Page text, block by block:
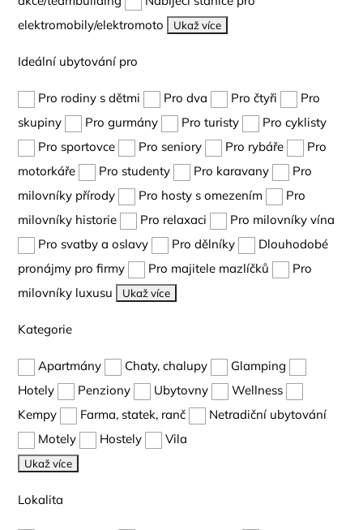
elektromobily/elektromoto
Ukaž více
Ideální ubytování pro
Pro rodiny s dětmi Pro dva Pro čtyři
Pro
skupiny
Pro gurmány Pro turisty
Pro cyklisty
Pro sportovce
Pro seniory Pro rybáře
Pro
motorkáře
Pro studenty Pro karavany
Pro
milovníky přírody
Pro hosty s omezením
Pro
milovníky historie
Pro relaxaci
Pro milovníky vína
Pro svatby a oslavy
Pro dělníky
Dlouhodobé
pronájmy pro firmy
Pro majitele mazlíčků
Pro
milovníky luxusu
Ukaž více
Kategorie
Apartmány Chaty, chalupy
Glamping
Hotely
Penziony Ubytovny
Wellness
Kempy
Farma, statek, ranč
Netradiční ubytování
Motely
Hostely Vila
Ukaž více
Lokalita